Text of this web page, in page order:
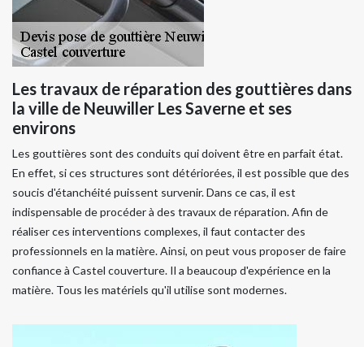
Les travaux de réparation des gouttières dans
la ville de Neuwiller Les Saverne et ses
environs
Les gouttières sont des conduits qui doivent être en parfait état.
En effet, si ces structures sont détériorées, il est possible que des
soucis d'étanchéité puissent survenir. Dans ce cas, il est
indispensable de procéder à des travaux de réparation. Afin de
réaliser ces interventions complexes, il faut contacter des
professionnels en la matière. Ainsi, on peut vous proposer de faire
confiance à Castel couverture. Il a beaucoup d'expérience en la
matière. Tous les matériels qu'il utilise sont modernes.